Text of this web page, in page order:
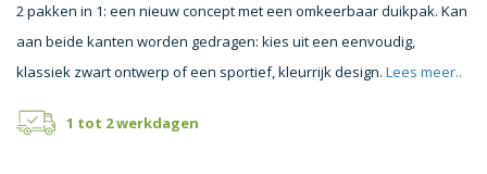
2 pakken in 1: een nieuw concept met een omkeerbaar duikpak. Kan
aan beide kanten worden gedragen: kies uit een eenvoudig,
klassiek zwart ontwerp of een sportief, kleurrijk design. Lees meer..
1 tot 2 werkdagen